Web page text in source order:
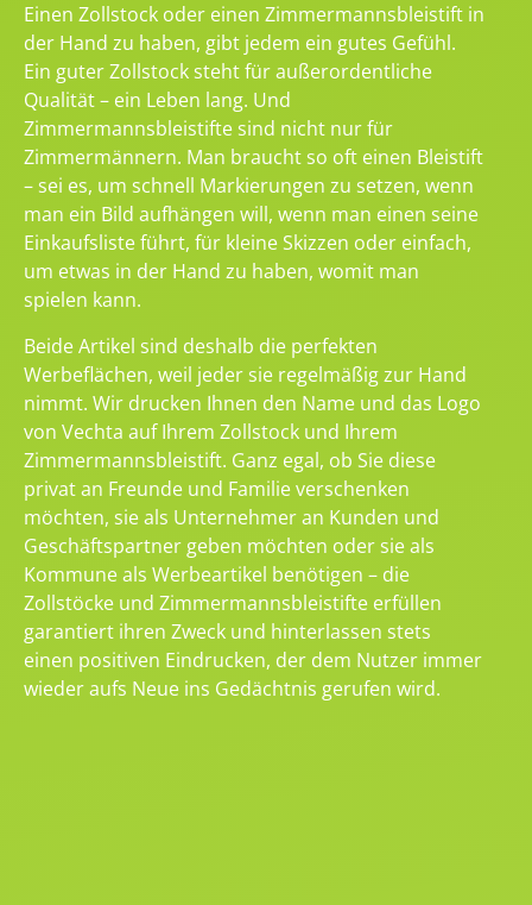
Einen Zollstock oder einen Zimmermannsbleistift in
der Hand zu haben, gibt jedem ein gutes Gefühl.
Ein guter Zollstock steht für außerordentliche
Qualität – ein Leben lang. Und
Zimmermannsbleistifte sind nicht nur für
Zimmermännern. Man braucht so oft einen Bleistift
– sei es, um schnell Markierungen zu setzen, wenn
man ein Bild aufhängen will, wenn man einen seine
Einkaufsliste führt, für kleine Skizzen oder einfach,
um etwas in der Hand zu haben, womit man
spielen kann.
Beide Artikel sind deshalb die perfekten
Werbeflächen, weil jeder sie regelmäßig zur Hand
nimmt. Wir drucken Ihnen den Name und das Logo
von Vechta auf Ihrem Zollstock und Ihrem
Zimmermannsbleistift. Ganz egal, ob Sie diese
privat an Freunde und Familie verschenken
möchten, sie als Unternehmer an Kunden und
Geschäftspartner geben möchten oder sie als
Kommune als Werbeartikel benötigen – die
Zollstöcke und Zimmermannsbleistifte erfüllen
garantiert ihren Zweck und hinterlassen stets
einen positiven Eindrucken, der dem Nutzer immer
wieder aufs Neue ins Gedächtnis gerufen wird.